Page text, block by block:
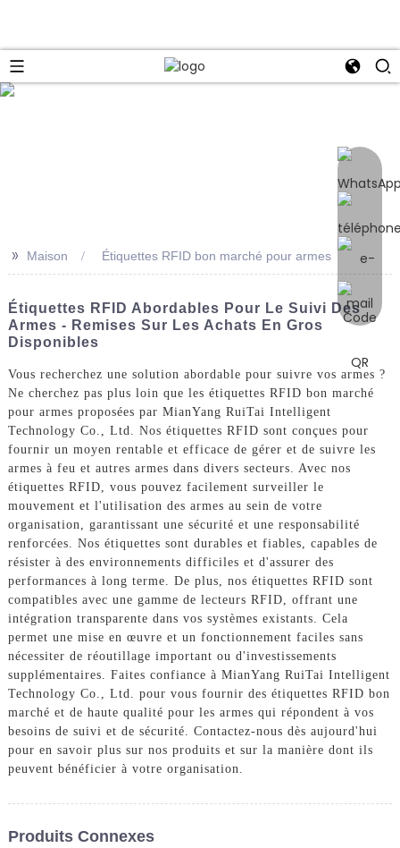
>> Maison Étiquettes RFID bon marché pour armes
Étiquettes RFID Abordables Pour Le Suivi Des
Armes - Remises Sur Les Achats En Gros
Disponibles
Vous recherchez une solution abordable pour suivre vos armes ?
Ne cherchez pas plus loin que les étiquettes RFID bon marché
pour armes proposées par MianYang RuiTai Intelligent
Technology Co., Ltd. Nos étiquettes RFID sont conçues pour
fournir un moyen rentable et efficace de gérer et de suivre les
armes à feu et autres armes dans divers secteurs. Avec nos
étiquettes RFID, vous pouvez facilement surveiller le
mouvement et l'utilisation des armes au sein de votre
organisation, garantissant une sécurité et une responsabilité
renforcées. Nos étiquettes sont durables et fiables, capables de
résister à des environnements difficiles et d'assurer des
performances à long terme. De plus, nos étiquettes RFID sont
compatibles avec une gamme de lecteurs RFID, offrant une
intégration transparente dans vos systèmes existants. Cela
permet une mise en œuvre et un fonctionnement faciles sans
nécessiter de réoutillage important ou d'investissements
supplémentaires. Faites confiance à MianYang RuiTai Intelligent
Technology Co., Ltd. pour vous fournir des étiquettes RFID bon
marché et de haute qualité pour les armes qui répondent à vos
besoins de suivi et de sécurité. Contactez-nous dès aujourd'hui
pour en savoir plus sur nos produits et sur la manière dont ils
peuvent bénéficier à votre organisation.
Produits Connexes